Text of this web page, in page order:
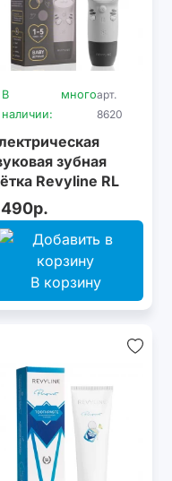
В
наличии:
многоарт.
8620
зубная
Revyline RL
Baby Kitty, Grey
В корзину